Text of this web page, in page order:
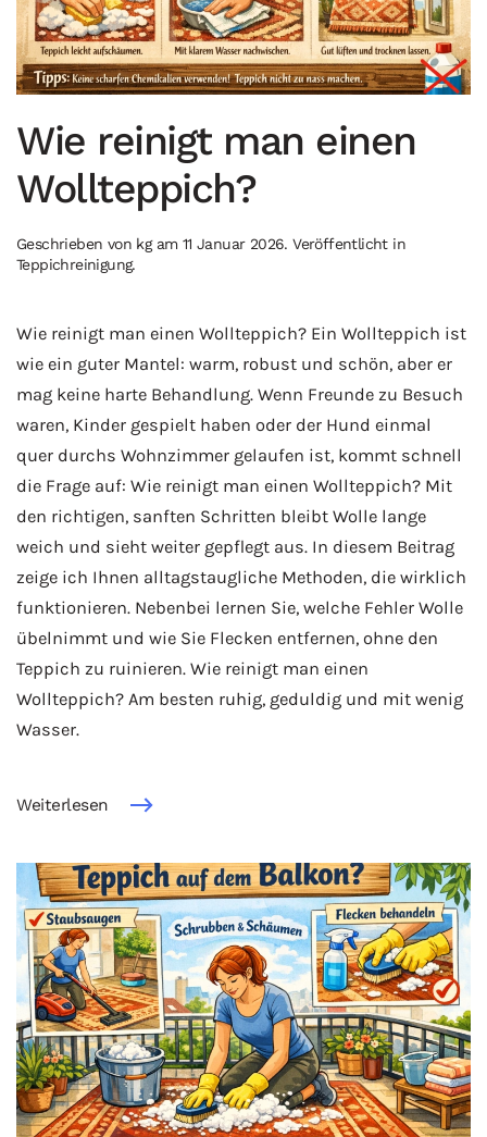
Wie reinigt man einen
Wollteppich?
Geschrieben von kgam 11 Januar 2026. Veröffentlicht in
Teppichreinigung.
Wie reinigt man einen Wollteppich? Ein Wollteppich ist
wie ein guter Mantel: warm, robust und schön, aber er
mag keine harte Behandlung. Wenn Freunde zu Besuch
waren, Kinder gespielt haben oder der Hund einmal
quer durchs Wohnzimmer gelaufen ist, kommt schnell
die Frage auf: Wie reinigt man einen Wollteppich? Mit
den richtigen, sanften Schritten bleibt Wolle lange
weich und sieht weiter gepflegt aus. In diesem Beitrag
zeige ich Ihnen alltagstaugliche Methoden, die wirklich
funktionieren. Nebenbei lernen Sie, welche Fehler Wolle
übelnimmt und wie Sie Flecken entfernen, ohne den
Teppich zu ruinieren. Wie reinigt man einen
Wollteppich? Am besten ruhig, geduldig und mit wenig
Wasser.
Weiterlesen